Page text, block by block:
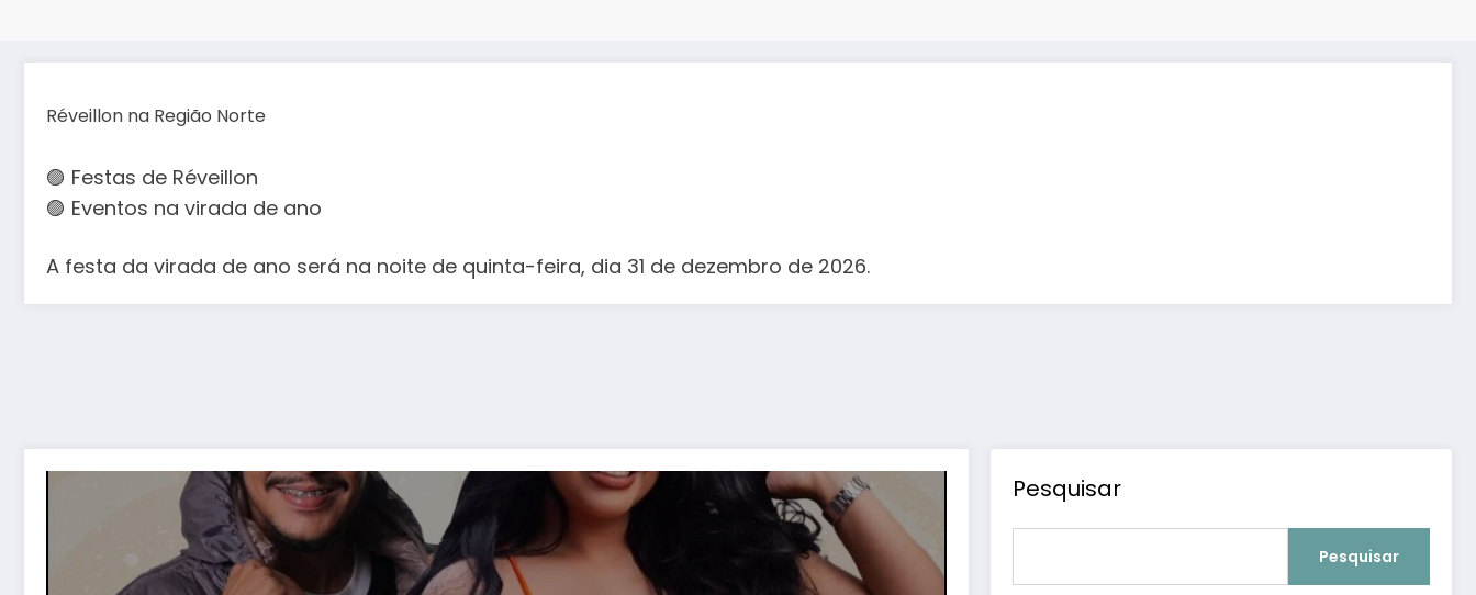
Réveillon na Região Norte
🟣 Festas de Réveillon
🟣 Eventos na virada de ano
A festa da virada de ano será na noite de quinta-feira, dia 31 de dezembro de 2026.
Pesquisar
Pesquisar